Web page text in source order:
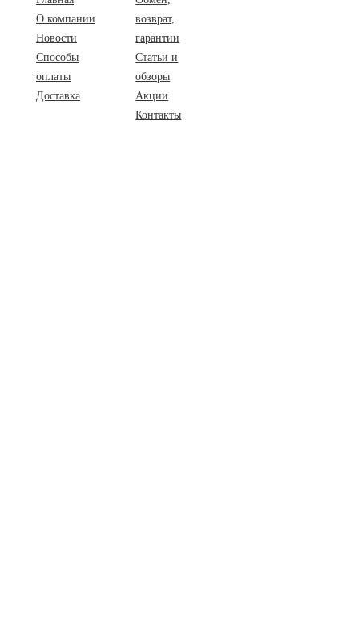
О компании
Новости
Способы
оплаты
Доставка
возврат,
гарантии
Статьи и
обзоры
Акции
Контакты